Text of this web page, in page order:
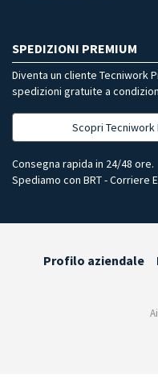
SPEDIZIONI PREMIUM
Diventa un cliente Tecniwork
spedizioni gratuite a
Scopri Tecniwork
Consegna rapida in 24/48 ore.
Spediamo con BRT - Corriere
Profilo aziendale